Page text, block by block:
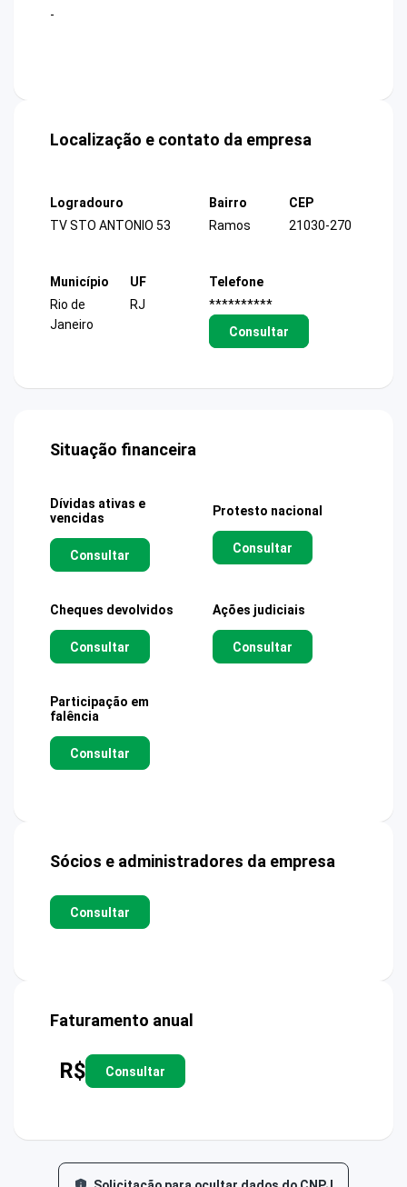
-
Localização e contato da empresa
Logradouro
TV STO ANTONIO 53
Bairro
Ramos
CEP
21030-270
Município
Rio de
Janeiro
UF
RJ
Telefone
**********
Consultar
Situação financeira
Dívidas ativas e
vencidas
Consultar
Protesto nacional
Consultar
Cheques devolvidos
Consultar
Ações judiciais
Consultar
Participação em
falência
Consultar
Sócios e administradores da empresa
Consultar
Faturamento anual
R$ Consultar